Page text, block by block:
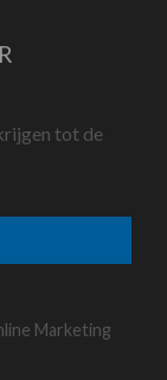
tot de
Marketing